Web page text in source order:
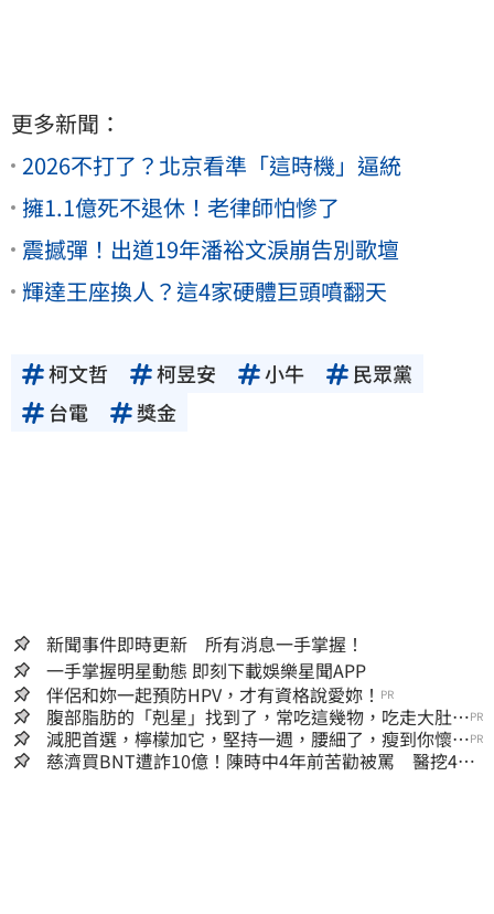
更多新聞：
2026不打了？北京看準「這時機」逼統
擁1.1億死不退休！老律師怕慘了
震撼彈！出道19年潘裕文淚崩告別歌壇
輝達王座換人？這4家硬體巨頭噴翻天
柯文哲 柯昱安 小牛
民眾黨
台電
獎金
新聞事件即時更新 所有消息一手掌握！
一手掌握明星動態 即刻下載娛樂星聞APP
伴侶和妳一起預防HPV，才有資格說愛妳！ PR
腹部脂肪的「剋星」找到了，常吃這幾物，吃走大肚
囊，瘦出小蠻腰
PR
減肥首選，檸檬加它，堅持一週，腰細了，瘦到你懷疑
人生
PR
慈濟買BNT遭詐10億！陳時中4年前苦勸被罵 醫挖4年